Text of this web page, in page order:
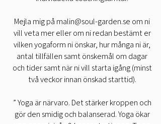
Mejla mig på malin@soul-garden.se om ni
vill veta mer eller om ni redan bestämt er
vilken yogaform ni önskar, hur många ni är,
antal tillfällen samt önskemål om dagar
och tider samt när ni vill starta igång (minst
två veckor innan önskad starttid).
” Yoga är närvaro. Det stärker kroppen och
gör den smidig och balanserad. Yoga ökar